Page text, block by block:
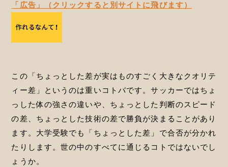
「広告」（クリックすると別サイトに飛びます）
この「ちょっとした差が実はものすごく大きなクオリテ
ィー差」というのは重いコトバです。サッカーではちょ
っした体の強さの違いや、ちょっとした判断のスピード
の差、ちょっとした技術の差で勝負が決まることがあり
ます。大学受験でも「ちょっとした差」で合否が分かれ
たりします。世の中のすべてに通じるコトではないでし
ょうか。